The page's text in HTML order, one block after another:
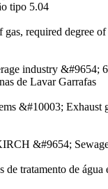
tipo 5.04
de Lavar Garrafas
de tratamento de água